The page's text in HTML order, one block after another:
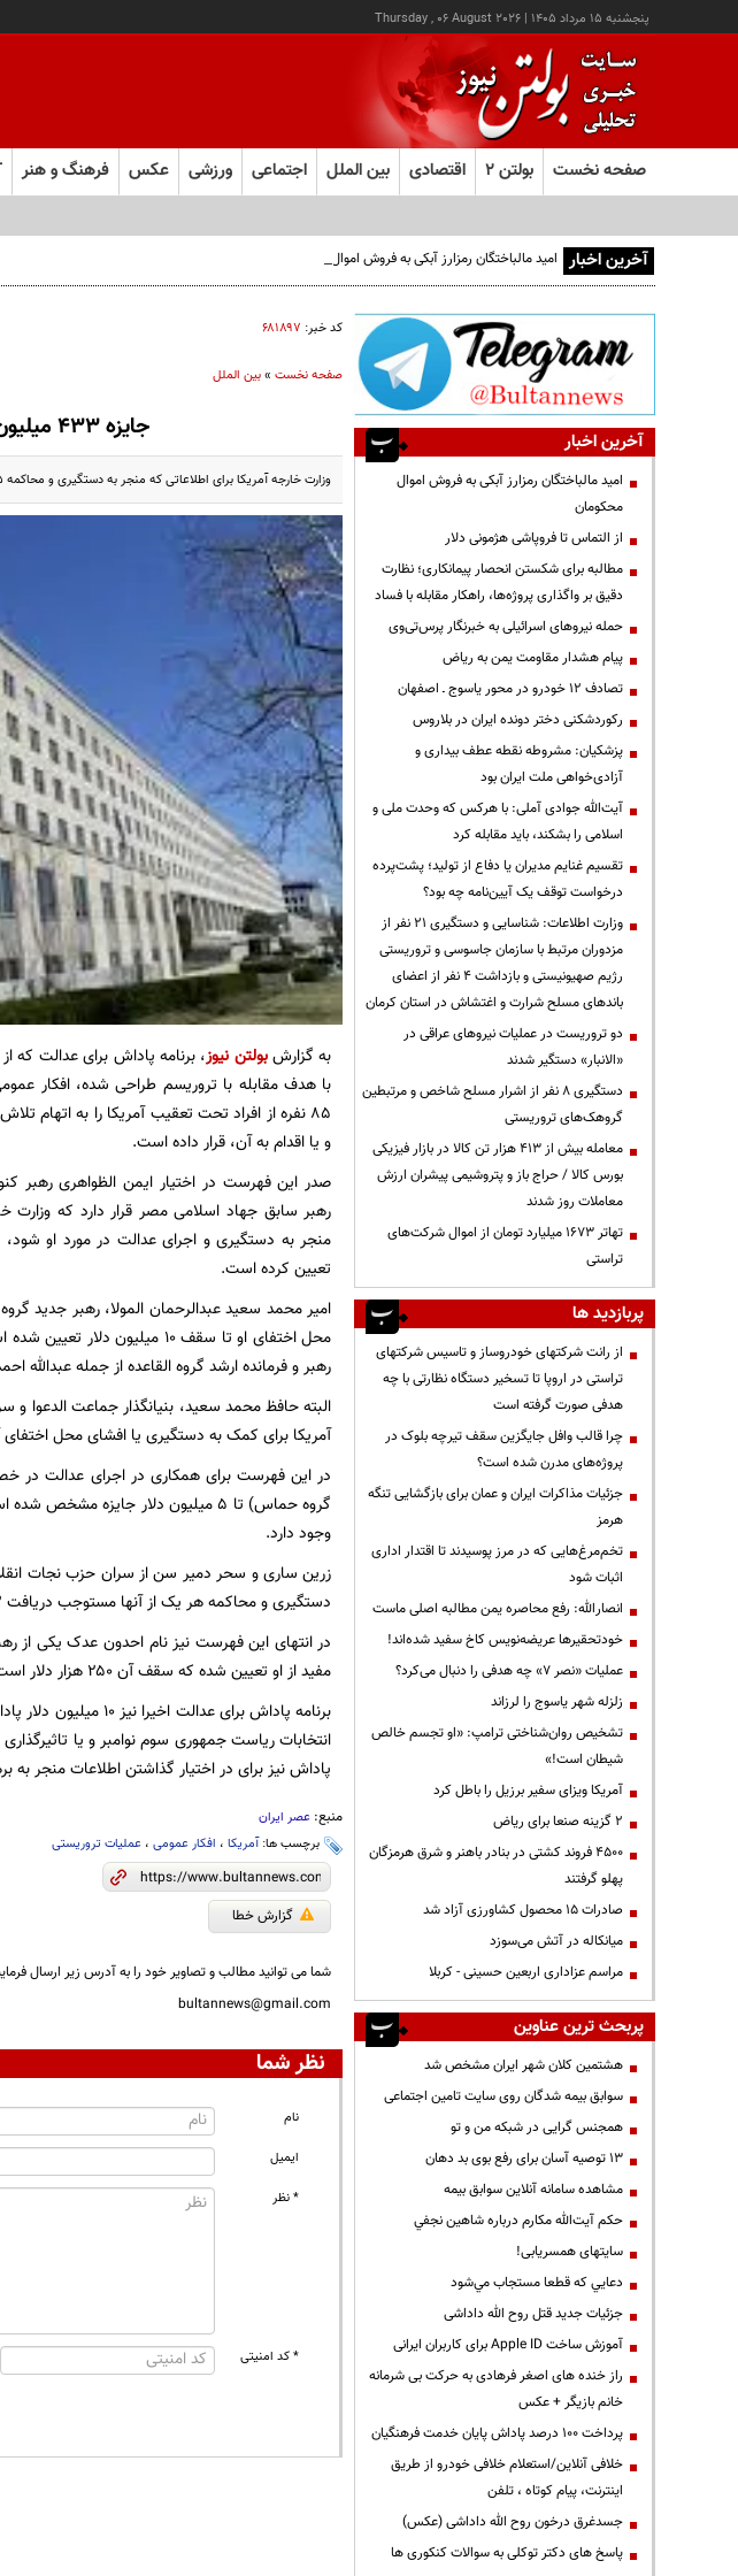
پنجشنبه ۱۵ مرداد ۱۴۰۵ |
Thursday , 06 August 2026
صفحه نخست بولتن ۲ اقتصادی بین الملل اجتماعی ورزشی عکس فرهنگ و هنر
آخرین اخبار امید مالباختگان رمزارز آبکی به فروش اموال محکومان
کد خبر: ۶۸۱۸۹۷
صفحه نخست»بین الملل
جایزه ۴۳۳ میلیون دلاری آمریکا برای دستگیری ۸۲ مرد و ۳ زن
وزارت خارجه آمریکا برای اطلاعاتی که منجر به دستگیری و محاکمه ۸۵ تروریست تحت تعقیب جهانی شود نزدیک به ۴۳۳ میلیون دلار جایزه...
به گزارشبولتن نیوز، برنامه پاداش برای عدالت که
با هدف مقابله با تروریسم طراحی شده، افکار
۸۵ نفره از افراد تحت تعقیب آمریکا را به اتهام
و یا اقدام به آن، قرار داده است.
صدر این فهرست در اختیار ایمن الظواهری رهبر
رهبر سابق جهاد اسلامی مصر قرار دارد که وزارت
تعیین کرده است.
امیر محمد سعید عبدالرحمان المولا، رهبر جدید
رهبر و فرمانده ارشد گروه القاعده از جمله
آمریکا برای کمک به دستگیری یا افشای محل اختفای آنها تا ۱۰ میلیون دلار پاداش
وجود دارد.
زرین ساری و سحر دمیر سن از سران حزب نجات
دستگیری و محاکمه هر یک از آنها مستوجب دریافت ۳ میلیون دلار پاداش از وزارت خارجه آمریکا اعلام شده ست.
در انتهای این فهرست نیز نام احدون عدک یکی از
مفید از او تعیین شده که سقف آن ۲۵۰ هزار دلار است.
برنامه پاداش برای
پاداش نیز برای در اختیار گذاشتن اطلاعات منجر
منبع: عصر ایران
برچسب ها:آمریکا، افکار عمومی، عملیات تروریستی
گزارش خطا
شما می توانید مطالب و تصاویر خود را به آدرس زیر ارسال
bultannews@gmail.com
نظر شما
نام
ایمیل
* نظر
* کد امنیتی
آخرین اخبار
امید مالباختگان رمزارز آبکی به فروش اموال
محکومان
از التماس تا فروپاشی هژمونی دلار
مطالبه برای شکستن انحصار پیمانکاری؛ نظارت
دقیق بر واگذاری پروژه‌ها، راهکار مقابله با فساد
حمله نیروهای اسرائیلی به خبرنگار پرس‌تی‌وی
پیام هشدار مقاومت یمن به ریاض
تصادف ۱۲ خودرو در محور یاسوج ـ اصفهان
رکوردشکنی دختر دونده ایران در بلاروس
پزشکیان: مشروطه نقطه عطف بیداری و
آزادی‌خواهی ملت ایران بود
آیت‌الله جوادی آملی: با هرکس که وحدت ملی و
اسلامی را بشکند، باید مقابله کرد
تقسیم غنایم مدیران یا دفاع از تولید؛ پشت‌پرده
درخواست توقف یک آیین‌نامه چه بود؟
وزارت اطلاعات: شناسایی و دستگیری ۲۱ نفر از
مزدوران مرتبط با سازمان جاسوسی و تروریستی
رژیم صهیونیستی و بازداشت ۴ نفر از اعضای
باندهای مسلح شرارت و اغتشاش در استان کرمان
دو تروریست در عملیات نیروهای عراقی در
«الانبار» دستگیر شدند
دستگیری ۸ نفر از اشرار مسلح شاخص و مرتبطین
گروهک‌های تروریستی
معامله بیش از ۴۱۳ هزار تن کالا در بازار فیزیکی
بورس کالا / حراج باز و پتروشیمی پیشران ارزش
معاملات روز شدند
تهاتر ۱۶۷۳ میلیارد تومان از اموال شرکت‌های
تراستی
پربازدید ها
از رانت‌ شرکتهای خودروساز و تاسیس شرکتهای
تراستی در اروپا تا تسخیر دستگاه نظارتی با چه
هدفی صورت گرفته است
چرا قالب وافل جایگزین سقف تیرچه بلوک در
پروژه‌های مدرن شده است؟
جزئیات مذاکرات ایران و عمان برای بازگشایی تنگه
هرمز
تخم‌مرغ‌هایی که در مرز پوسیدند تا اقتدار اداری
اثبات شود
انصارالله: رفع محاصره یمن مطالبه اصلی ماست
خودتحقیرها عریضه‌نویس کاخ سفید شده‌اند!
عملیات «نصر ۷» چه هدفی را دنبال می‌کرد؟
زلزله شهر یاسوج را لرزاند
تشخیص روان‌شناختی ترامپ: «او تجسم خالص
شیطان است!»
آمریکا ویزای سفیر برزیل را باطل کرد
۲ گزینه صنعا برای ریاض
۴۵۰۰ فروند کشتی در بنادر باهنر و شرق هرمزگان
پهلو گرفتند
صادرات ۱۵ محصول کشاورزی آزاد شد
میانکاله در آتش می‌سوزد
مراسم عزاداری اربعین حسینی - کربلا
پربحث ترین عناوین
هشتمین کلان شهر ایران مشخص شد
سوابق بیمه شدگان روی سایت تامین اجتماعی
همجنس گرایی در شبکه من و تو
13 توصیه آسان برای رفع بوی بد دهان
مشاهده سامانه آنلاين سوابق بیمه
حكم آيت‌الله مكارم درباره شاهين نجفي
سایتهای همسریابی!
دعايي كه قطعا مستجاب مي‌شود
جزئیات جدید قتل روح الله داداشی
آموزش ساخت Apple ID برای کاربران ایرانی
راز خنده های اصغر فرهادی به حرکت بی شرمانه
خانم بازیگر + عکس
پرداخت ۱۰۰ درصد پاداش پایان خدمت فرهنگیان
خلافی آنلاین/استعلام خلافی خودرو از طریق
اینترنت، پیام کوتاه ، تلفن
جسدغرق درخون روح الله داداشی (عکس)
پاسخ های دکتر توکلی به سوالات کنکوری ها